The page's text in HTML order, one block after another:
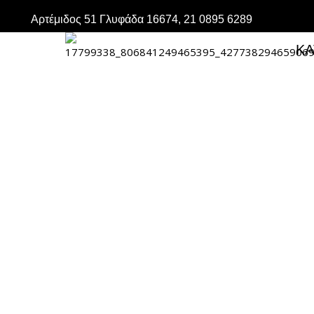
Αρτέμιδος 51 Γλυφάδα 16674, 21 0895 6289